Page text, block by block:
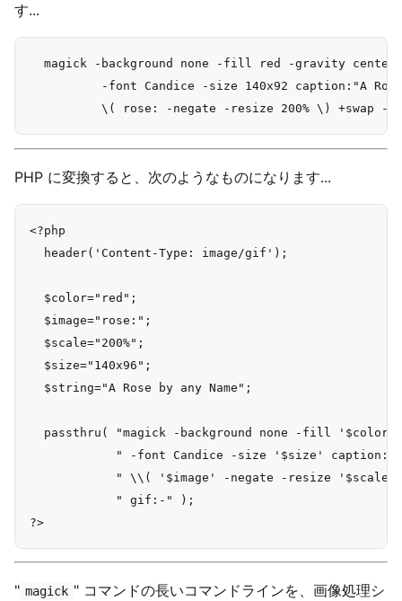
す...
magick -background none -fill red -gravity center
-font Candice -size 140x92 caption:"A
PHP に変換すると、次のようなものになります...
<?php
  header('Content-Type: image/gif');
  $color="red";
  $image="rose:";
  $scale="200%";
  $size="140x96";
  $string="A Rose by any Name";
passthru( "magick -background none -fill '$color'
" -font Candice -size '$size'
" \\( '$image' -negate -resize '$scale'
            " gif:-" );
" magick " コマンドの長いコマンドラインを、画像処理シ